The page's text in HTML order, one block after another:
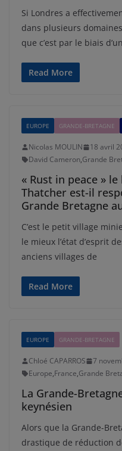
Si Londres a
dans plusieurs
que c’est par le biais d’un
Read More
EUROPE GRANDE-BRETAGNE
Nicolas MOULIN 18 avril
David Cameron,Grande
« Rust in peace »
Thatcher est-il
Grande Bretagne
C’est le petit village
le mieux l’état d’esprit
anciens villages de
Read More
EUROPE GRANDE-BRETAGNE
Chloé CAPARROS 7
Europe,France,Grande
La Grande-
keynésien
Alors que la Grande-
drastique de réduction